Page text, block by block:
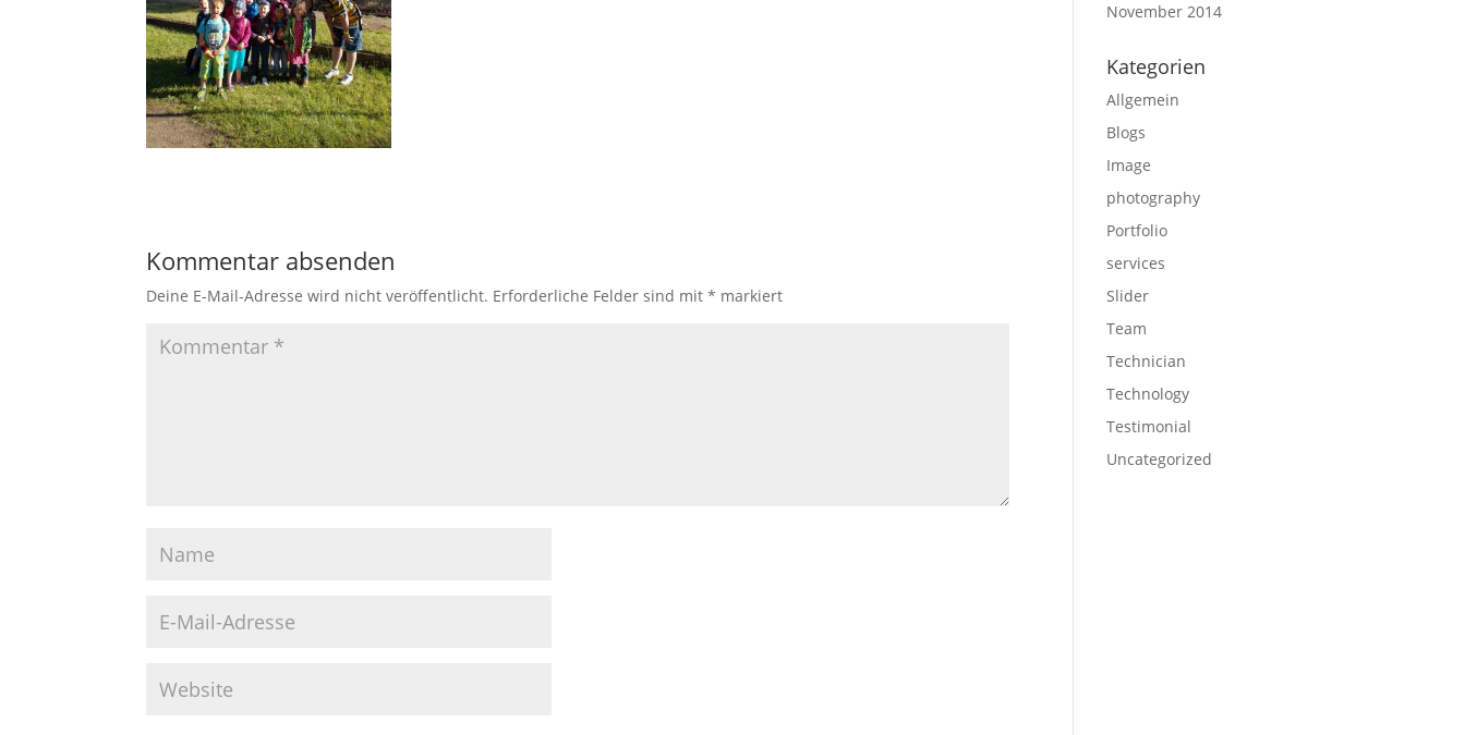
Kommentar absenden
Deine E-Mail-Adresse wird nicht veröffentlicht. Erforderliche Felder sind mit* markiert
November 2014
Kategorien
Allgemein
Blogs
Image
photography
Portfolio
services
Slider
Team
Technician
Technology
Testimonial
Uncategorized